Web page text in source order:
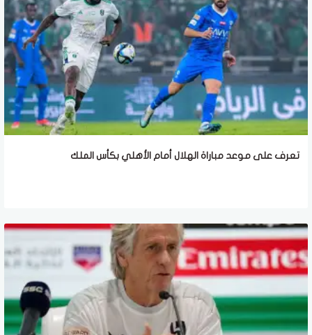
تعرف على موعد مباراة الهلال أمام الأهلي بكأس الملك